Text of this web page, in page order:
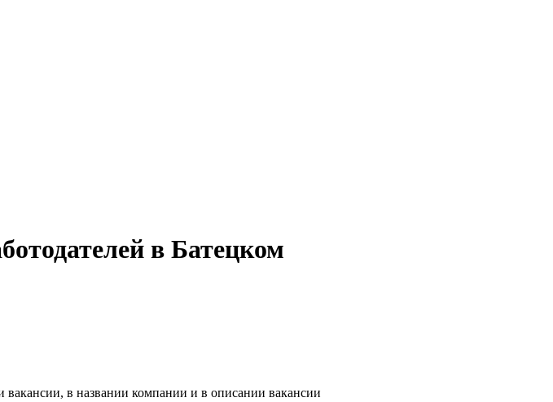
в Батецком
вакансии, в названии компании и в описании вакансии